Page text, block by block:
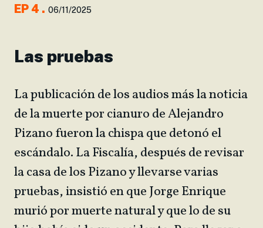
EP 4 . 06/11/2025
Las pruebas
La publicación de los audios más la noticia
de la muerte por cianuro de Alejandro
Pizano fueron la chispa que detonó el
escándalo. La Fiscalía, después de revisar
la casa de los Pizano y llevarse varias
pruebas, insistió en que Jorge Enrique
murió por muerte natural y que lo de su